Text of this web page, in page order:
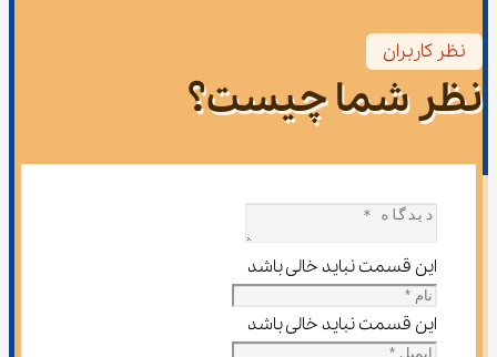
نظر کاربران
نظر شما چیست؟
این قسمت نباید خالی باشد
این قسمت نباید خالی باشد